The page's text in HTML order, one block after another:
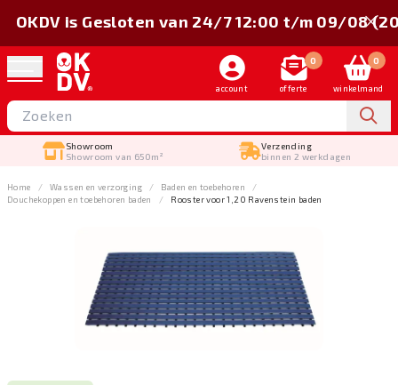
account
0
offerte
0
winkelmand
Showroom
Showroom van 650m²
Verzending
binnen 2 werkdagen
OKDV is Gesloten van 24/7 12:00 t/m 09/08
Home Wassen en verzorging
Baden en toebehoren
Douchekoppen en toebehoren baden
Rooster voor 1,20 Ravenstein baden